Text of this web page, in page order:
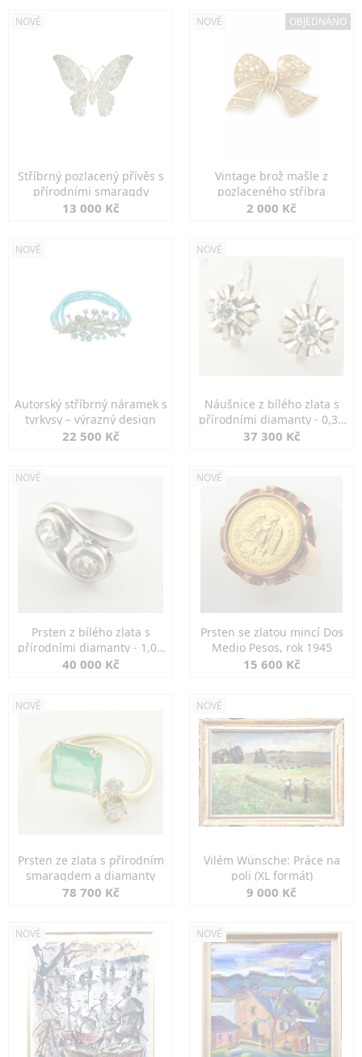
NOVÉ
Stříbrný pozlacený přívěs s
přírodními smaragdy
13 000 Kč
NOVÉ OBJEDNÁNO
Vintage brož mašle z
pozlaceného stříbra
2 000 Kč
NOVÉ
Autorský stříbrný náramek s
tyrkysy – výrazný design
22 500 Kč
NOVÉ
Náušnice z bílého zlata s
přírodními diamanty - 0,30
ct
37 300 Kč
NOVÉ
Prsten z bílého zlata s
přírodními diamanty - 1,00
ct
40 000 Kč
NOVÉ
Prsten se zlatou mincí Dos
Medio Pesos, rok 1945
15 600 Kč
NOVÉ
Prsten ze zlata s přírodním
smaragdem a diamanty
78 700 Kč
NOVÉ
Vilém Wünsche: Práce na
poli (XL formát)
9 000 Kč
NOVÉ NOVÉ